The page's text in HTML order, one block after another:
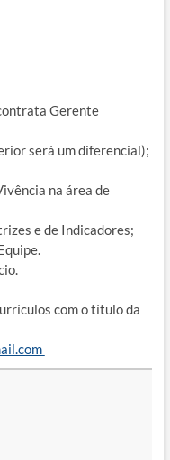
Gerente
será um diferencial);
na área de
e de Indicadores;
com o título da